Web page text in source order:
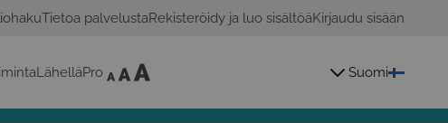
Tietoa palvelustaRekisteröidy ja luo sisältöäKirjaudu sisään
LähelläPro Suomi